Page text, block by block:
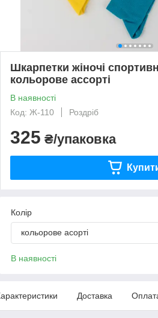
Шкарпетки жіночі
кольорове ассорті
В наявності
Код: Ж-110
Роздріб
325 ₴/упаковка
Колір
кольорове асорті
В наявності
Доставка